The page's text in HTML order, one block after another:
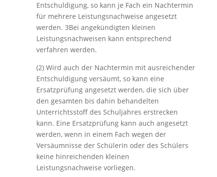
Entschuldigung, so kann je Fach ein Nachtermin
für mehrere Leistungsnachweise angesetzt
werden. 3Bei angekündigten kleinen
Leistungsnachweisen kann entsprechend
verfahren werden.
(2) Wird auch der Nachtermin mit ausreichender
Entschuldigung versäumt, so kann eine
Ersatzprüfung angesetzt werden, die sich über
den gesamten bis dahin behandelten
Unterrichtsstoff des Schuljahres erstrecken
kann. Eine Ersatzprüfung kann auch angesetzt
werden, wenn in einem Fach wegen der
Versäumnisse der Schülerin oder des Schülers
keine hinreichenden kleinen
Leistungsnachweise vorliegen.